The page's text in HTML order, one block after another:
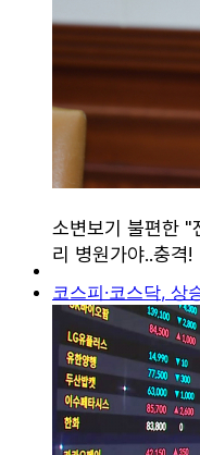
코스피·코스닥,